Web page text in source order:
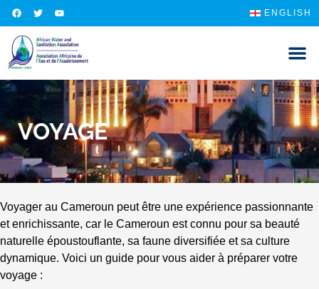
ENGLISH
VOYAGE
Voyager au Cameroun peut être une expérience passionnante
et enrichissante, car le Cameroun est connu pour sa beauté
naturelle époustouflante, sa faune diversifiée et sa culture
dynamique. Voici un guide pour vous aider à préparer votre
voyage :